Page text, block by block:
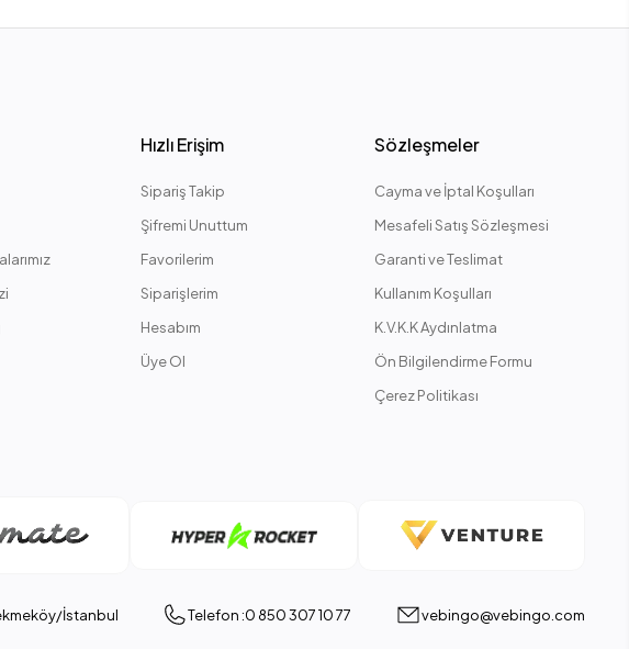
Hızlı Erişim
Sipariş Takip
Şifremi Unuttum
Favorilerim
Siparişlerim
Hesabım
Üye Ol
Sözleşmeler
Cayma ve İptal Koşulları
Mesafeli Satış Sözleşmesi
Garanti ve Teslimat
Kullanım Koşulları
K.V.K.K Aydınlatma
Ön Bilgilendirme Formu
Çerez Politikası
İstanbul Telefon :0 850 307 10 77 vebingo@vebingo.com